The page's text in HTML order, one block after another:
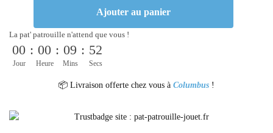
Ajouter au panier
La pat' patrouille n'attend que vous !
00
Jour
: 00
Heure
: 09
Mins
: 52
Secs
📦 Livraison offerte chez vous à Columbus !